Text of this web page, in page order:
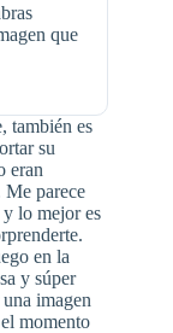
que
también es
su
eran
Me parece
lo mejor es
en la
y súper
imagen
momento